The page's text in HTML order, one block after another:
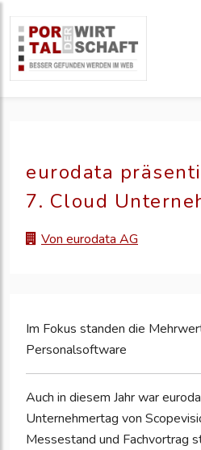
eurodata
7. Cloud
Von eurodata AG
Im Fokus standen die
Personalsoftware
Auch in diesem Jahr war
Unternehmertag von
Messestand und Fachvortrag